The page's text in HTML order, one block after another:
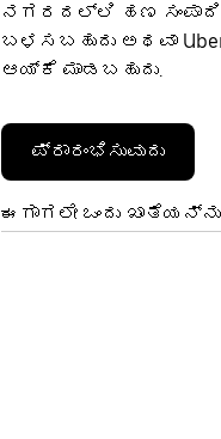
ನಗರದಲ್ಲಿ ಹಣ
ಬಳಸಬಹುದು ಅಥವಾ
ಆಯ್ಕೆ ಮಾಡಬಹುದು.
ಪ್ರಾರಂಭಿಸುವುದು
ಈಗಾಗಲೇ ಒಂದು